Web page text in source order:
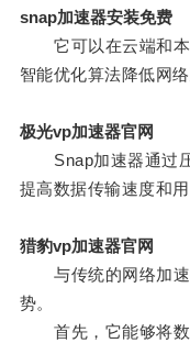
snap加速器安装免费
它可以在云端和本
智能优化算法降低网
极光vp加速器官网
Snap加速器通过压
提高数据传输速度和用
猎豹vp加速器官网
与传统的网络加速
势。
首先，它能够将数